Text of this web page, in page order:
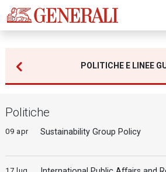
POLITICHE E LINEE
Politiche
09 apr Sustainability Group Policy